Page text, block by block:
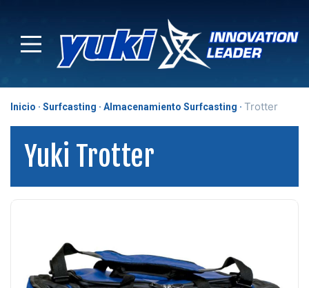
Inicio Surfcasting Almacenamiento Surfcasting Trotter
Yuki Trotter